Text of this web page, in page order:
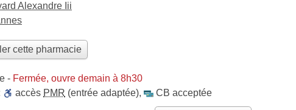
Alexandre Iii
cette pharmacie
- Fermée, ouvre demain à 8h30
accès PMR (entrée adaptée), CB acceptée